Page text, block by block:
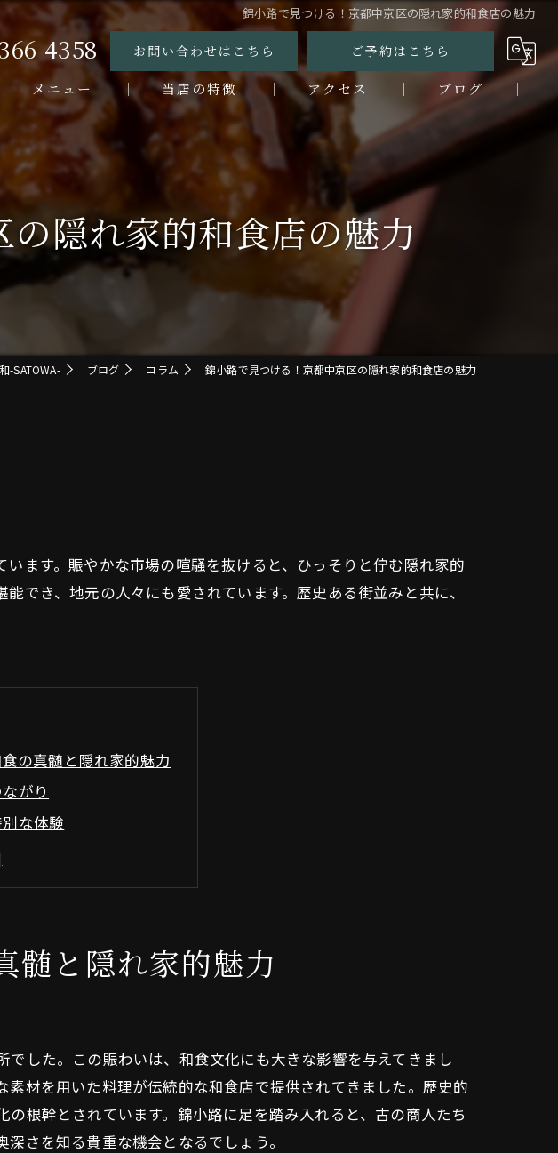
錦小路で見つける！京都中京区の隠れ家的和食店の魅力
4358 お問い合わせはこちら ご予約はこちら
メニュー
ランチメニュー
ディナーメニュー
当店の特徴
ランチ
ディナー
うなぎ
海鮮
アクセス ブログ
コラム
隠れ家的和食店の魅力
-SATOWA- ブログ コラム 錦小路で見つける！京都中京区の隠れ家的和食店の魅力
ます。賑やかな市場の喧騒を抜けると、ひっそりと佇む隠れ家的
でき、地元の人々にも愛されています。歴史ある街並みと共に、
の真髄と隠れ家的魅力
がり
な体験
界
区の和食の宝庫
力
発見
髄と隠れ家的魅力
した。この賑わいは、和食文化にも大きな影響を与えてきまし
材を用いた料理が伝統的な和食店で提供されてきました。歴史的
根幹とされています。錦小路に足を踏み入れると、古の商人たち
さを知る貴重な機会となるでしょう。